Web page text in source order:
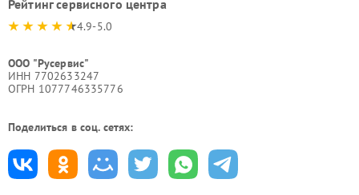
Рейтинг сервисного центра
4.9-5.0
ООО "Русервис"
ИНН 7702633247
ОГРН 1077746335776
Поделиться в соц. сетях: